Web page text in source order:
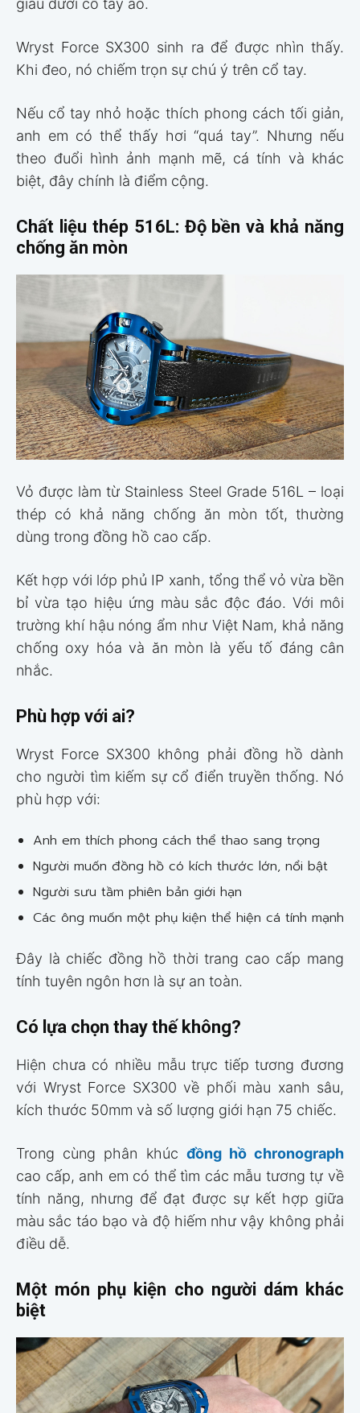
giấu dưới cổ tay áo.
Wryst Force SX300 sinh ra để được nhìn thấy.
Khi đeo, nó chiếm trọn sự chú ý trên cổ tay.
Nếu cổ tay nhỏ hoặc thích phong cách tối giản,
anh em có thể thấy hơi “quá tay”. Nhưng nếu
theo đuổi hình ảnh mạnh mẽ, cá tính và khác
biệt, đây chính là điểm cộng.
Chất liệu thép 516L: Độ bền và khả năng
chống ăn mòn
Vỏ được làm từ Stainless Steel Grade 516L – loại
thép có khả năng chống ăn mòn tốt, thường
dùng trong đồng hồ cao cấp.
Kết hợp với lớp phủ IP xanh, tổng thể vỏ vừa bền
bỉ vừa tạo hiệu ứng màu sắc độc đáo. Với môi
trường khí hậu nóng ẩm như Việt Nam, khả năng
chống oxy hóa và ăn mòn là yếu tố đáng cân
nhắc.
Phù hợp với ai?
Wryst Force SX300 không phải đồng hồ dành
cho người tìm kiếm sự cổ điển truyền thống. Nó
phù hợp với:
Anh em thích phong cách thể thao sang trọng
Người muốn đồng hồ có kích thước lớn, nổi bật
Người sưu tầm phiên bản giới hạn
Các ông muốn một phụ kiện thể hiện cá tính mạnh
Đây là chiếc đồng hồ thời trang cao cấp mang
tính tuyên ngôn hơn là sự an toàn.
Có lựa chọn thay thế không?
Hiện chưa có nhiều mẫu trực tiếp tương đương
với Wryst Force SX300 về phối màu xanh sâu,
kích thước 50mm và số lượng giới hạn 75 chiếc.
Trong cùng phân khúc đồng hồ chronograph
cao cấp, anh em có thể tìm các mẫu tương tự về
tính năng, nhưng để đạt được sự kết hợp giữa
màu sắc táo bạo và độ hiếm như vậy không phải
điều dễ.
Một món phụ kiện cho người dám khác
biệt